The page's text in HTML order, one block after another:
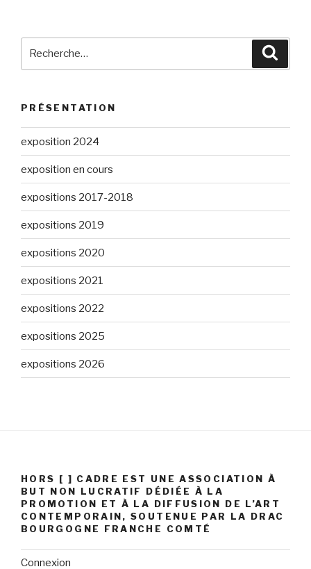
PRÉSENTATION
exposition 2024
exposition en cours
expositions 2017-2018
expositions 2019
expositions 2020
expositions 2021
expositions 2022
expositions 2025
expositions 2026
HORS [ ] CADRE EST UNE ASSOCIATION À
BUT NON LUCRATIF DÉDIÉE À LA
PROMOTION ET À LA DIFFUSION DE L’ART
CONTEMPORAIN, SOUTENUE PAR LA DRAC
BOURGOGNE FRANCHE COMTÉ
Connexion